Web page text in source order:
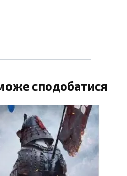
сподобатися